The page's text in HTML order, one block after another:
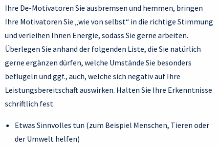
Ihre De-Motivatoren Sie ausbremsen und hemmen, bringen
Ihre Motivatoren Sie „wie von selbst“ in die richtige Stimmung
und verleihen Ihnen Energie, sodass Sie gerne arbeiten.
Überlegen Sie anhand der folgenden Liste, die Sie natürlich
gerne ergänzen dürfen, welche Umstände Sie besonders
beflügeln und ggf., auch, welche sich negativ auf Ihre
Leistungsbereitschaft auswirken. Halten Sie Ihre Erkenntnisse
schriftlich fest.
Etwas Sinnvolles tun (zum Beispiel Menschen, Tieren oder
der Umwelt helfen)